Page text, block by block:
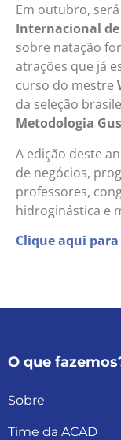
Em outubro,
Internacional de
sobre natação
atrações que já
curso do mestre
da seleção
Metodologia
A edição deste
de negócios,
professores,
hidroginástica e
Clique aqui
O que
Sobre
Time da ACAD